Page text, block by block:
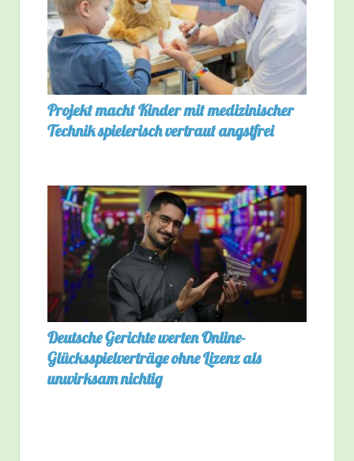
Projekt macht Kinder mit medizinischer
Technik spielerisch vertraut angstfrei
Deutsche Gerichte werten Online-
Glücksspielverträge ohne Lizenz als
unwirksam nichtig